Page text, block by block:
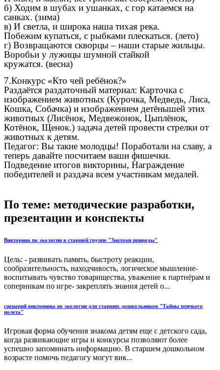
б) Ходим в шубах и ушанках, с гор катаемся на
санках. (зима)
в) И светла, и широка наша тихая река.
Побежим купаться, с рыбками плескаться. (лето)
г) Возвращаются скворцы – наши старые жильцы.
Воробьи у лужицы шумной стайкой
кружатся. (весна)
7.Конкурс «Кто чей ребёнок?»
Раздаётся раздаточный материал: Карточка с
изображением животных (Курочка, Медведь, Лиса,
Кошка, Собачка) и изображением детёнышей этих
животных (Лисёнок, Медвежонок, Цыплёнок,
Котёнок, Щенок.) задача детей провести стрелки от
животных к детям.
Педагог: Вы такие молодцы! Поработали на славу, а
теперь давайте посчитаем ваши фишечки.
Подведение итогов викторины, Награждение
победителей и раздача всем участникам медалей.
По теме: методические разработки,
презентации и конспекты
Викторина по экологии в старшей группе "Знатоки природы"
Цель: - развивать память, быстроту реакции,
сообразительность, находчивость, логическое мышление-
воспитывать чувство товарищества, уважение к партнёрам и
соперникам по игре- закреплять знания детей о...
сценарий викторины по экологии для старших дошкольников "Тайны птичьего
полета"
Игровая форма обучения знакома детям еще с детского сада,
когда развивающие игры и конкурсы позволяют более
успешно запоминать информацию. В старшем дошкольном
возрасте помочь педагогу могут вик...